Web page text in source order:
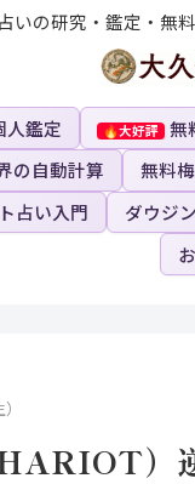
占いの研究・鑑定・無
人鑑定 無
の自動計算 無料
占い入門 ダウジ
）